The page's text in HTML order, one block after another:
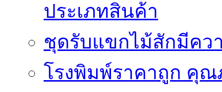
ประเภทสินค้า
ชุดรับแขกไม้สักมีคว
โรงพิมพ์ราคาถูก คุณ